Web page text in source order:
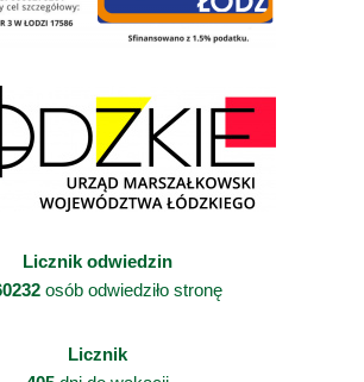
Licznik odwiedzin
osób odwiedziło stronę
Licznik